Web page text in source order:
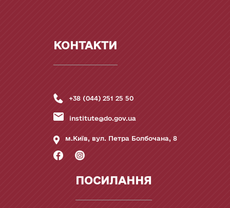
КОНТАКТИ
+38 (044) 251 25 50
institute@do.gov.ua
м.Київ, вул. Петра Болбочана, 8
ПОСИЛАННЯ